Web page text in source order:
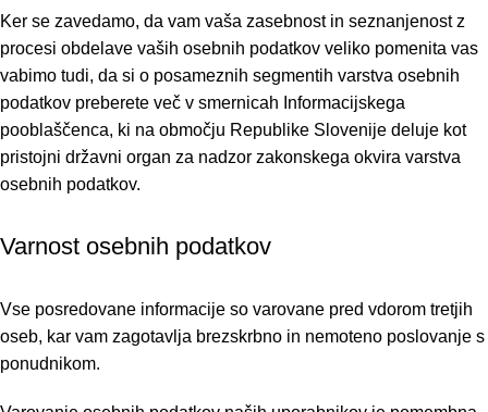
Ker se zavedamo, da vam vaša zasebnost in seznanjenost z
procesi obdelave vaših osebnih podatkov veliko pomenita vas
vabimo tudi, da si o posameznih segmentih varstva osebnih
podatkov preberete več v smernicah Informacijskega
pooblaščenca, ki na območju Republike Slovenije deluje kot
pristojni državni organ za nadzor zakonskega okvira varstva
osebnih podatkov.
Varnost osebnih podatkov
Vse posredovane informacije so varovane pred vdorom tretjih
oseb, kar vam zagotavlja brezskrbno in nemoteno poslovanje s
ponudnikom.